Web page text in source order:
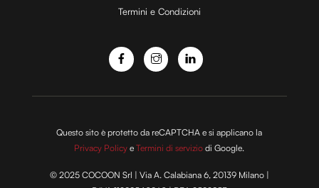
o
Termini e Condizioni
Questo sito è protetto da reCAPTCHA e si applicano la
Privacy Policy eTermini di servizio di Google.
© 2025 COCOON Srl | Via A. Calabiana 6, 20139 Milano |